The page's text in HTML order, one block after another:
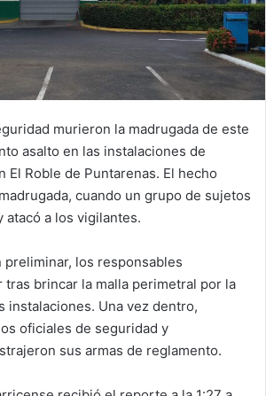
murieron la madrugada de este
asalto en las instalaciones de
El Roble de Puntarenas. El hecho
cuando un grupo de sujetos
atacó a los vigilantes.
preliminar, los responsables
tras brincar la malla perimetral por la
instalaciones. Una vez dentro,
oficiales de seguridad y
sus armas de reglamento.